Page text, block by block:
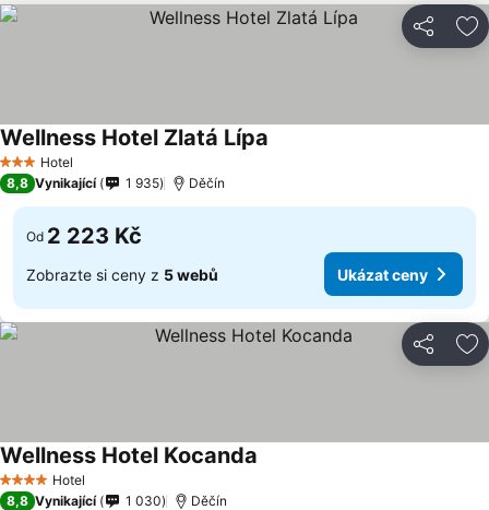
Sdílet
3 Počet hvězdiček
Hotel
Wellness Hotel Zlatá Lípa
8,8 Vynikající 1 935 Děčín
Od 2 223 Kč
Zobrazte si ceny z 5 webů Ukázat ceny
Sdílet
4 Počet hvězdiček
Hotel
Wellness Hotel Kocanda
8,8 Vynikající 1 030 Děčín